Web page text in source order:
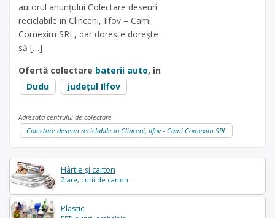
Hârtie și carton
Ziare, cutii de carton...
Plastic
autorul anunțului Colectare deseuri
reciclabile in Clinceni, Ilfov – Cami
Comexim SRL, dar dorește dorește
să […]
Ofertă colectare baterii auto, în
Dudu
județul Ilfov
Adresată centrului de colectare
Colectare deseuri reciclabile in Clinceni, Ilfov - Cami Comexim SRL